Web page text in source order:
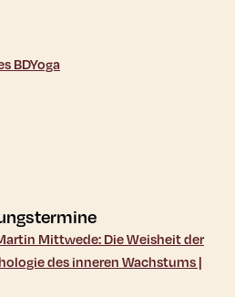
BDYoga
Mittwede: Die Weisheit der
des inneren Wachstums |